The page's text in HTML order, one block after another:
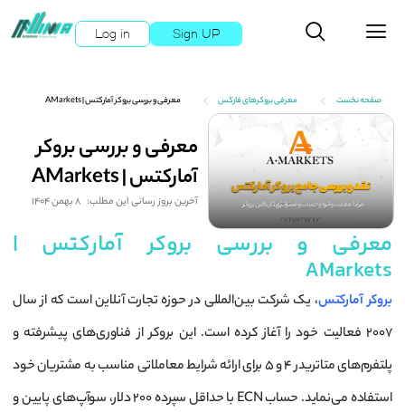
Log in Sign UP
صفحه نخست معرفی بروکرهای فارکس معرفی و بررسی بروکر آمارکتس | AMarkets
معرفی و بررسی بروکر
آمارکتس | AMarkets
آخرین بروز رسانی این مطلب: 8 بهمن 1404
معرفی و بررسی بروکر آمارکتس |
AMarkets
بروکر آمارکتس، یک شرکت بین‌المللی در حوزه تجارت آنلاین است که از سال
۲۰۰۷ فعالیت خود را آغاز کرده است. این بروکر از فناوری‌های پیشرفته و
پلتفرم‌های متاتریدر 4 و 5 برای ارائه شرایط معاملاتی مناسب به مشتریان خود
استفاده می‌نماید. حساب ECN با حداقل سپرده ۲۰۰ دلار، سوآپ‌های پایین و